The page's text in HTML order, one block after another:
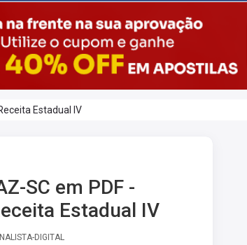
Estadual IV
SC em PDF -
Estadual IV
DIGITAL